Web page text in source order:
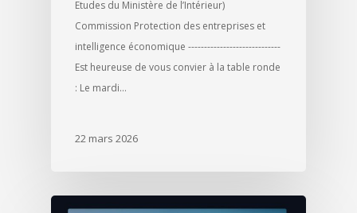
Etudes du Ministère de l’Intérieur)
Commission Protection des entreprises et
intelligence économique -----------------------------
Est heureuse de vous convier à la table ronde
: Le mardi…
22 mars 2026